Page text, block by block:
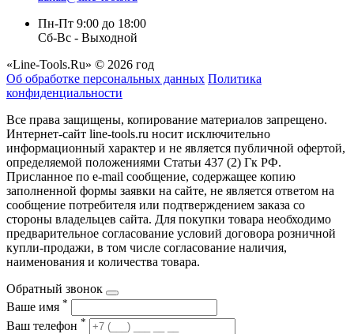
Пн-Пт 9:00 до 18:00
Сб-Вс - Выходной
«Line-Tools.Ru» © 2026 год
Об обработке персональных данных Политика
конфиденциальности
Все права защищены, копирование материалов запрещено.
Интернет-сайт line-tools.ru носит исключительно
информационный характер и не является публичной офертой,
определяемой положениями Статьи 437 (2) Гк РФ.
Присланное по e-mail сообщение, содержащее копию
заполненной формы заявки на сайте, не является ответом на
сообщение потребителя или подтверждением заказа со
стороны владельцев сайта. Для покупки товара необходимо
предварительное согласование условий договора розничной
купли-продажи, в том числе согласование наличия,
наименования и количества товара.
Обратный звонок
Ваше имя *
Ваш телефон *